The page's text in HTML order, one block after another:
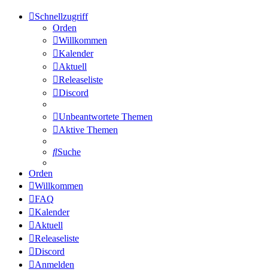
Schnellzugriff
Orden
Willkommen
Kalender
Aktuell
Releaseliste
Discord
Unbeantwortete Themen
Aktive Themen
Suche
Orden
Willkommen
FAQ
Kalender
Aktuell
Releaseliste
Discord
Anmelden